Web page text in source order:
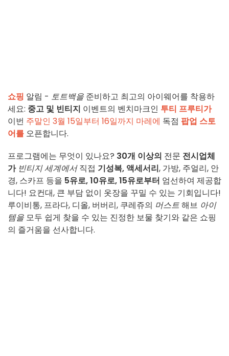
쇼핑 알림 - 토트백을 준비하고 최고의 아이웨어를 착용하
세요: 중고 및 빈티지 이벤트의 벤치마크인 투티 프루티가
이번 주말인 3월 15일부터 16일까지 마레에 독점 팝업 스토
어를 오픈합니다.
프로그램에는 무엇이 있나요? 30개 이상의 전문 전시업체
가 빈티지 세계에서직접 기성복, 액세서리, 가방, 주얼리, 안
경, 스카프 등을 5유로, 10유로, 15유로부터 엄선하여 제공합
니다! 요컨대, 큰 부담 없이 옷장을 꾸밀 수 있는 기회입니다!
루이비통, 프라다, 디올, 버버리, 쿠레쥬의 머스트해브 아이
템을 모두 쉽게 찾을 수 있는 진정한 보물 찾기와 같은 쇼핑
의 즐거움을 선사합니다.